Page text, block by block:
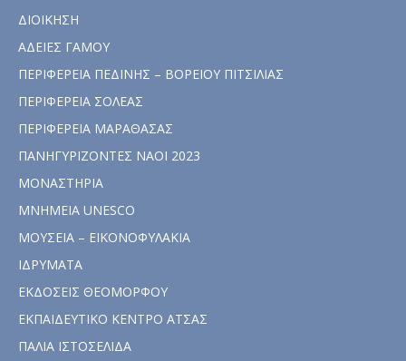
ΔΙΟΙΚΗΣΗ
ΑΔΕΙΕΣ ΓΑΜΟΥ
ΠΕΡΙΦΕΡΕΙΑ ΠΕΔΙΝΗΣ – ΒΟΡΕΙΟΥ ΠΙΤΣΙΛΙΑΣ
ΠΕΡΙΦΕΡΕΙΑ ΣΟΛΕΑΣ
ΠΕΡΙΦΕΡΕΙΑ ΜΑΡΑΘΑΣΑΣ
ΠΑΝΗΓΥΡΙΖΟΝΤΕΣ ΝΑΟΙ 2023
ΜΟΝΑΣΤΗΡΙΑ
ΜΝΗΜΕΙΑ UNESCO
ΜΟΥΣΕΙΑ – ΕΙΚΟΝΟΦΥΛΑΚΙΑ
ΙΔΡΥΜΑΤΑ
ΕΚΔΟΣΕΙΣ ΘΕΟΜΟΡΦΟΥ
ΕΚΠΑΙΔΕΥΤΙΚΟ ΚΕΝΤΡΟ ΑΤΣΑΣ
ΠΑΛΙΑ ΙΣΤΟΣΕΛΙΔΑ